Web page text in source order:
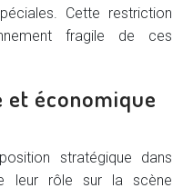
Cette restriction
fragile de ces
et économique
stratégique dans
leur rôle sur la scène